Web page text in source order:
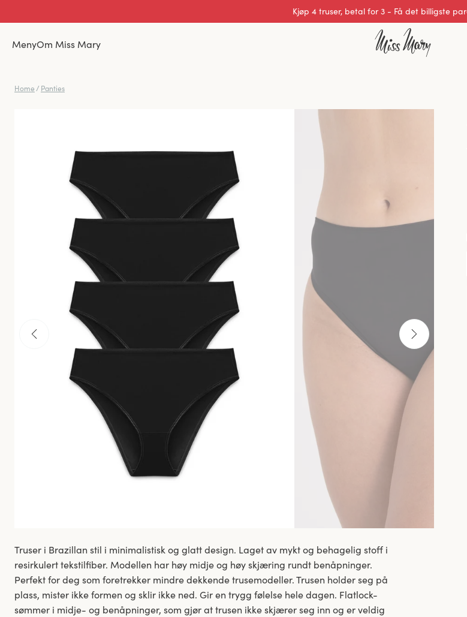
Utmerket 0 av 5
MenyOm Miss Mary
Home / Panties
Truser i Brazillan stil i minimalistisk og glatt design. Laget av mykt og behagelig stoff i
resirkulert tekstilfiber. Modellen har høy midje og høy skjæring rundt benåpninger.
Perfekt for deg som foretrekker mindre dekkende trusemodeller. Trusen holder seg på
plass, mister ikke formen og sklir ikke ned. Gir en trygg følelse hele dagen. Flatlock-
sømmer i midje- og benåpninger, som gjør at trusen ikke skjærer seg inn og er veldig